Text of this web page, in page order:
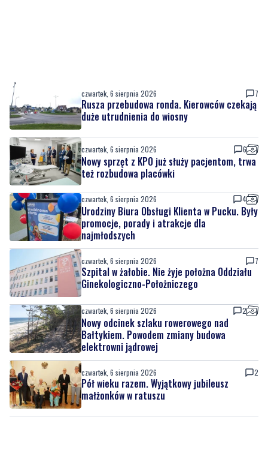
czwartek, 6 sierpnia 2026 7
Rusza przebudowa ronda. Kierowców czekają
duże utrudnienia do wiosny
czwartek, 6 sierpnia 2026 6
Nowy sprzęt z KPO już służy pacjentom, trwa
też rozbudowa placówki
czwartek, 6 sierpnia 2026 4
Urodziny Biura Obsługi Klienta w Pucku. Były
promocje, porady i atrakcje dla
najmłodszych
czwartek, 6 sierpnia 2026 7
Szpital w żałobie. Nie żyje położna Oddziału
Ginekologiczno-Położniczego
czwartek, 6 sierpnia 2026 2
Nowy odcinek szlaku rowerowego nad
Bałtykiem. Powodem zmiany budowa
elektrowni jądrowej
czwartek, 6 sierpnia 2026 2
Pół wieku razem. Wyjątkowy jubileusz
małżonków w ratuszu